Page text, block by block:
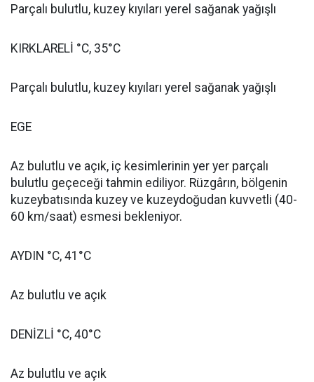
Parçalı bulutlu, kuzey kıyıları yerel sağanak yağışlı
KIRKLARELİ °C, 35°C
Parçalı bulutlu, kuzey kıyıları yerel sağanak yağışlı
EGE
Az bulutlu ve açık, iç kesimlerinin yer yer parçalı
bulutlu geçeceği tahmin ediliyor. Rüzgârın, bölgenin
kuzeybatısında kuzey ve kuzeydoğudan kuvvetli (40-
60 km/saat) esmesi bekleniyor.
AYDIN °C, 41°C
Az bulutlu ve açık
DENİZLİ °C, 40°C
Az bulutlu ve açık